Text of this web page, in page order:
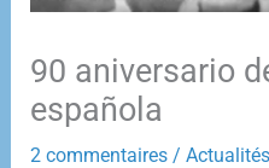
90 aniversario
española
2 commentaires /